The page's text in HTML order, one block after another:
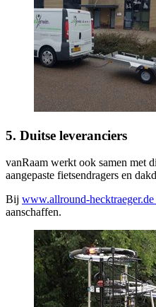
5. Duitse leveranciers
vanRaam werkt ook samen met
aangepaste fietsendragers en
Bij www.allround-hecktraeger.de
aanschaffen.